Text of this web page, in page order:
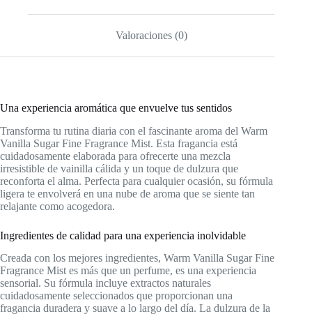
Valoraciones (0)
Una experiencia aromática que envuelve tus sentidos
Transforma tu rutina diaria con el fascinante aroma del Warm
Vanilla Sugar Fine Fragrance Mist. Esta fragancia está
cuidadosamente elaborada para ofrecerte una mezcla
irresistible de vainilla cálida y un toque de dulzura que
reconforta el alma. Perfecta para cualquier ocasión, su fórmula
ligera te envolverá en una nube de aroma que se siente tan
relajante como acogedora.
Ingredientes de calidad para una experiencia inolvidable
Creada con los mejores ingredientes, Warm Vanilla Sugar Fine
Fragrance Mist es más que un perfume, es una experiencia
sensorial. Su fórmula incluye extractos naturales
cuidadosamente seleccionados que proporcionan una
fragancia duradera y suave a lo largo del día. La dulzura de la